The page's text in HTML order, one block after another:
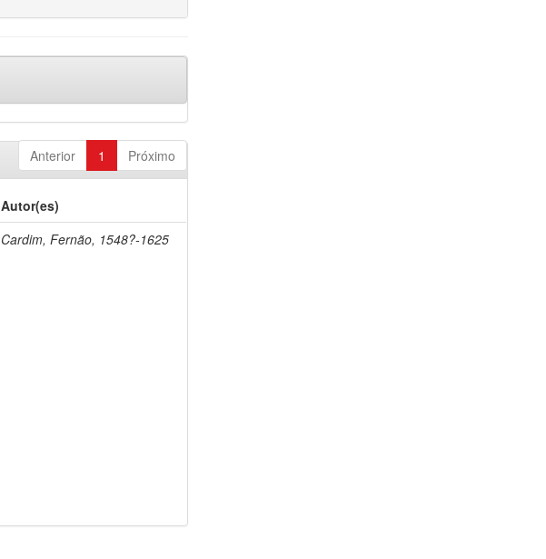
Anterior 1 Próximo
Autor(es)
Cardim, Fernão, 1548?-1625